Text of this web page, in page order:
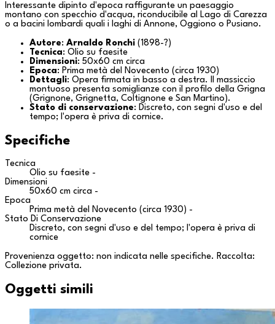
Interessante dipinto d'epoca raffigurante un paesaggio
montano con specchio d'acqua, riconducibile al
Lago di Carezza
o a bacini lombardi quali i laghi di Annone, Oggiono o Pusiano.
Autore: Arnaldo Ronchi (1898-?)
Tecnica: Olio su faesite
Dimensioni: 50x60 cm circa
Epoca: Prima metà del Novecento (circa 1930)
Dettagli: Opera firmata in basso a destra. Il massiccio
montuoso presenta somiglianze con il profilo della Grigna
(Grignone, Grignetta, Coltignone e San Martino).
Stato di conservazione: Discreto, con segni d'uso e del
tempo; l'opera è priva di cornice.
Specifiche
Tecnica
Olio su faesite -
Dimensioni
50x60 cm circa -
Epoca
Prima metà del Novecento (circa 1930) -
Stato Di Conservazione
Discreto, con segni d'uso e del tempo; l'opera è priva di
cornice
Provenienza oggetto: non indicata nelle specifiche. Raccolta:
Collezione privata.
Oggetti simili